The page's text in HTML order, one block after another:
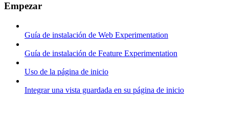
Empezar
Guía de instalación de Web Experimentation
Guía de instalación de Feature Experimentation
Uso de la página de inicio
Integrar una vista guardada en su página de inicio